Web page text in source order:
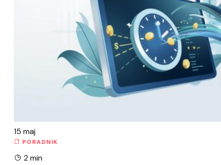
15 maj
PORADNIK
2 min